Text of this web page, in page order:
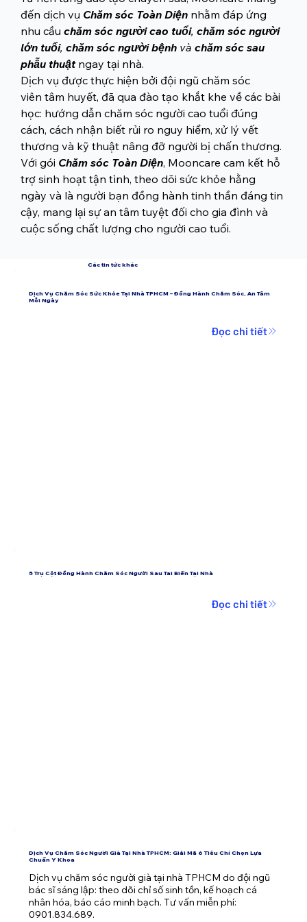
đến dịch vụ Chăm sóc Toàn Diện nhằm đáp ứng
nhu cầu chăm sóc người cao tuổi, chăm sóc người
lớn tuổi, chăm sóc người bệnh và chăm sóc sau
phẫu thuật ngay tại nhà.
Dịch vụ được thực hiện bởi đội ngũ chăm sóc
viên tâm huyết, đã qua đào tạo khắt khe về các bài
học: hướng dẫn chăm sóc người cao tuổi đúng
cách, cách nhận biết rủi ro nguy hiểm, xử lý vết
thương và kỹ thuật nâng đỡ người bị chấn thương.
Với gói Chăm sóc Toàn Diện, Mooncare cam kết hỗ
trợ sinh hoạt tận tình, theo dõi sức khỏe hằng
ngày và là người bạn đồng hành tinh thần đáng tin
cậy, mang lại sự an tâm tuyệt đối cho gia đình và
cuộc sống chất lượng cho người cao tuổi.
Các tin tức khác
Dịch Vụ Chăm Sóc Sức Khỏe Tại Nhà TPHCM – Đồng Hành Chăm Sóc, An Tâm
Mỗi Ngày
Đọc chi tiết
5 Trụ Cột Đồng Hành Chăm Sóc Người Sau Tai Biến Tại Nhà
Đọc chi tiết
Dịch Vụ Chăm Sóc Người Già Tại Nhà TPHCM: Giải Mã 6 Tiêu Chí Chọn Lựa
Chuẩn Y Khoa
Dịch vụ chăm sóc người già tại nhà TPHCM do đội ngũ
bác sĩ sáng lập: theo dõi chỉ số sinh tồn, kế hoạch cá
nhân hóa, báo cáo minh bạch. Tư vấn miễn phí:
0901.834.689.